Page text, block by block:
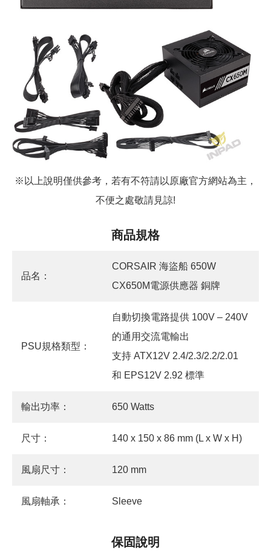
※以上說明僅供參考，若有不符請以原廠官方網站為主，
不便之處敬請見諒!
商品規格
品名：
CORSAIR 海盜船 650W
CX650M電源供應器 銅牌
PSU規格類型：
自動切換電路提供 100V – 240V
的通用交流電輸出
支持 ATX12V 2.4/2.3/2.2/2.01
和 EPS12V 2.92 標準
輸出功率： 650 Watts
尺寸： 140 x 150 x 86 mm (L x W x H)
風扇尺寸： 120 mm
風扇軸承： Sleeve
保固說明